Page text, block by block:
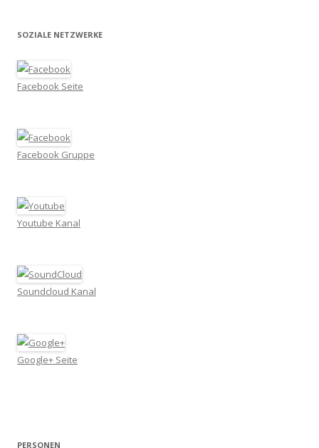
SOZIALE NETZWERKE
Facebook Seite
Facebook Gruppe
Youtube Kanal
Soundcloud Kanal
Google+ Seite
PERSONEN